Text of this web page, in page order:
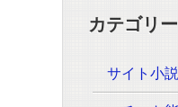
カテゴリー
サイト小説